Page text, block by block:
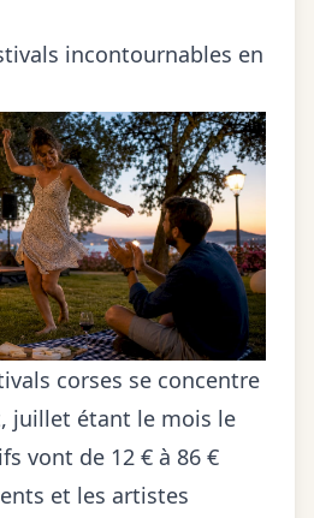
incontournables en
corses se concentre
juillet étant le mois le
vont de 12 € à 86 €
et les artistes